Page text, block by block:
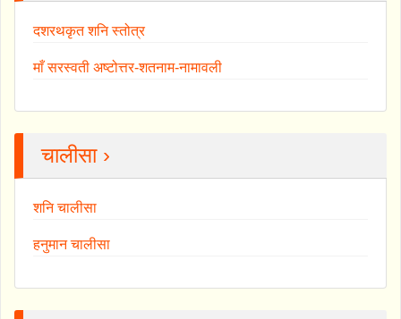
दशरथकृत शनि स्तोत्र
माँ सरस्वती अष्टोत्तर-शतनाम-नामावली
चालीसा ›
शनि चालीसा
हनुमान चालीसा